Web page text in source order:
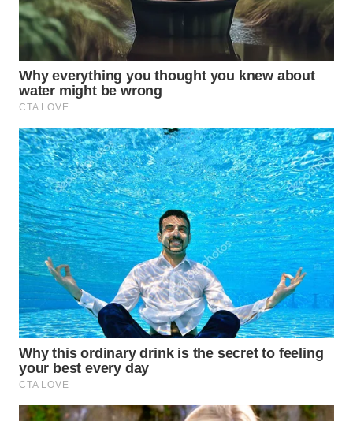
WN
SOLO
WN
BOROBUDUR
WN
MADURA
WN
SURABAYA
WN
NATUNA
WN
BINTAN
WN